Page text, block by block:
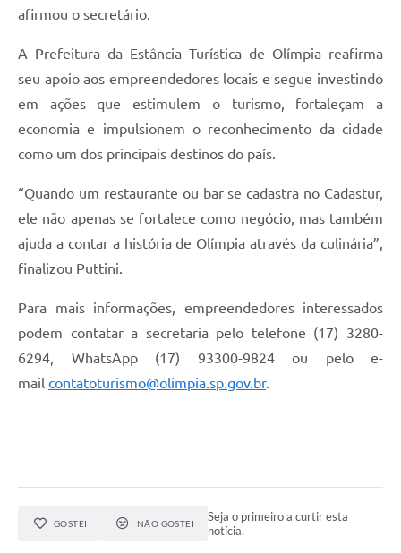
afirmou o secretário.
A Prefeitura da Estância Turística de Olímpia reafirma
seu apoio aos empreendedores locais e segue investindo
em ações que estimulem o turismo, fortaleçam a
economia e impulsionem o reconhecimento da cidade
como um dos principais destinos do país.
“Quando um restaurante ou bar se cadastra no Cadastur,
ele não apenas se fortalece como negócio, mas também
ajuda a contar a história de Olímpia através da culinária”,
finalizou Puttini.
Para mais informações, empreendedores interessados
podem contatar a secretaria pelo telefone (17) 3280-
6294, WhatsApp (17) 93300-9824 ou pelo e-
mail contatoturismo@olimpia.sp.gov.br.
GOSTEI NÃO GOSTEI
Seja o primeiro a curtir esta
notícia.